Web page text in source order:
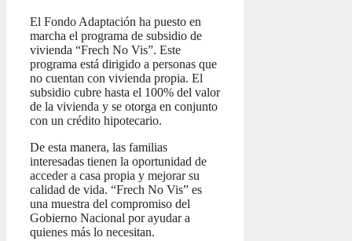
El Fondo Adaptación ha puesto en
marcha el programa de subsidio de
vivienda “Frech No Vis”. Este
programa está dirigido a personas que
no cuentan con vivienda propia. El
subsidio cubre hasta el 100% del valor
de la vivienda y se otorga en conjunto
con un crédito hipotecario.
De esta manera, las familias
interesadas tienen la oportunidad de
acceder a casa propia y mejorar su
calidad de vida. “Frech No Vis” es
una muestra del compromiso del
Gobierno Nacional por ayudar a
quienes más lo necesitan.